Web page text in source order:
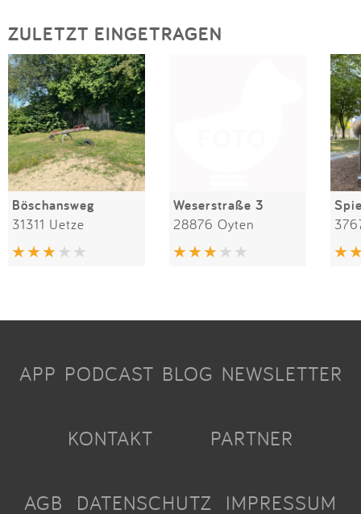
ZULETZT EINGETRAGEN
Böschansweg
31311 Uetze
Weserstraße 3
28876 Oyten
APP PODCAST BLOG NEWSLETTER
KONTAKT PARTNER
AGB DATENSCHUTZ IMPRESSUM